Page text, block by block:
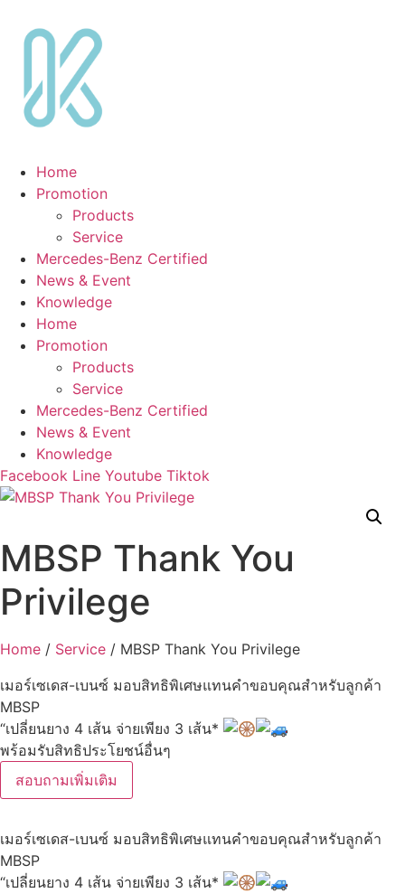
Home
Promotion
Products
Service
Mercedes-Benz Certified
News & Event
Knowledge
Home
Promotion
Products
Service
Mercedes-Benz Certified
News & Event
Knowledge
Facebook Line Youtube Tiktok
MBSP Thank You
Privilege
Home / Service / MBSP Thank You Privilege
เมอร์เซเดส-เบนซ์ มอบสิทธิพิเศษแทนคำขอบคุณสำหรับลูกค้า
MBSP
“เปลี่ยนยาง 4 เส้น จ่ายเพียง 3 เส้น*
พร้อมรับสิทธิประโยชน์อื่นๆ
สอบถามเพิ่มเติม
เมอร์เซเดส-เบนซ์ มอบสิทธิพิเศษแทนคำขอบคุณสำหรับลูกค้า
MBSP
“เปลี่ยนยาง 4 เส้น จ่ายเพียง 3 เส้น*